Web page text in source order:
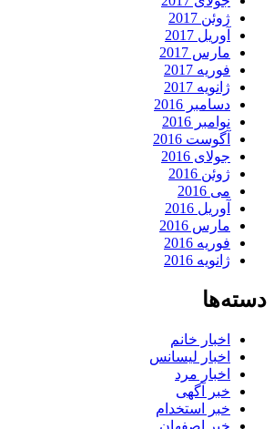
ژوئن 2017
آوریل 2017
مارس 2017
فوریه 2017
ژانویه 2017
دسامبر 2016
نوامبر 2016
آگوست 2016
جولای 2016
ژوئن 2016
می 2016
آوریل 2016
مارس 2016
فوریه 2016
ژانویه 2016
دسته‌ها
اخبار خانم
اخبار لیسانس
اخبار مرد
خبر آگهی
خبر استخدام